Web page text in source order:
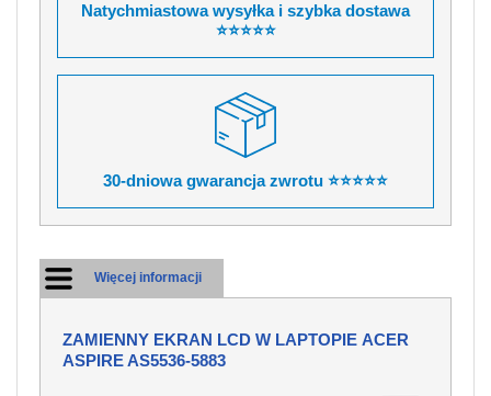
Natychmiastowa wysyłka i szybka dostawa
⭐⭐⭐⭐⭐
30-dniowa gwarancja zwrotu ⭐⭐⭐⭐⭐
Więcej informacji
ZAMIENNY EKRAN LCD W LAPTOPIE ACER
ASPIRE AS5536-5883